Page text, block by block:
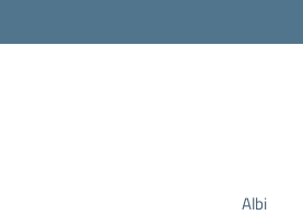
Albi